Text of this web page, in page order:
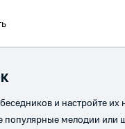
и настройте
популярные мелодии или